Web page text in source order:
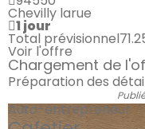
Chevilly larue
1 jour
Total prévisionnel
Voir l'offre
Chargement de
Préparation des
Auto-entrepreneur